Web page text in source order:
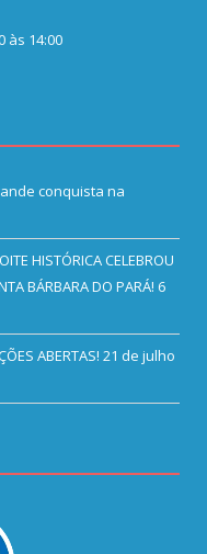
às 14:00
conquista na
HISTÓRICA CELEBROU
BÁRBARA DO PARÁ! 6
ABERTAS! 21 de julho